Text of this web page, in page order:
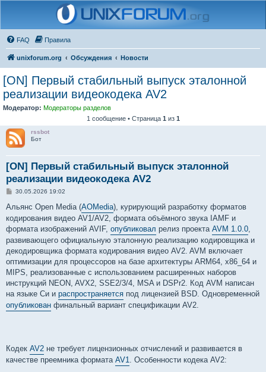
FAQ Правила
unixforum.org Обсуждения Новости
[ON] Первый стабильный выпуск эталонной
реализации видеокодека AV2
Модератор: Модераторы разделов
1 сообщение • Страница 1 из 1
rssbot
Бот
[ON] Первый стабильный выпуск эталонной
реализации видеокодека AV2
С
о
щ
е
и
е
30.05.2026 19:02
Альянс Open Media (AOMedia), курирующий разработку форматов
кодирования видео AV1/AV2, формата объёмного звука IAMF и
формата изображений AVIF, опубликовал релиз проекта AVM 1.0.0,
развивающего официальную эталонную реализацию кодировщика и
декодировщика формата кодирования видео AV2. AVM включает
оптимизации для процессоров на базе архитектуры ARM64, x86_64 и
MIPS, реализованные с использованием расширенных наборов
инструкций NEON, AVX2, SSE2/3/4, MSA и DSPr2. Код AVM написан
на языке Си и распространяется под лицензией BSD. Одновременной
опубликован финальный вариант спецификации AV2.
Кодек AV2 не требует лицензионных отчислений и развивается в
качестве преемника формата AV1. Особенности кодека AV2: